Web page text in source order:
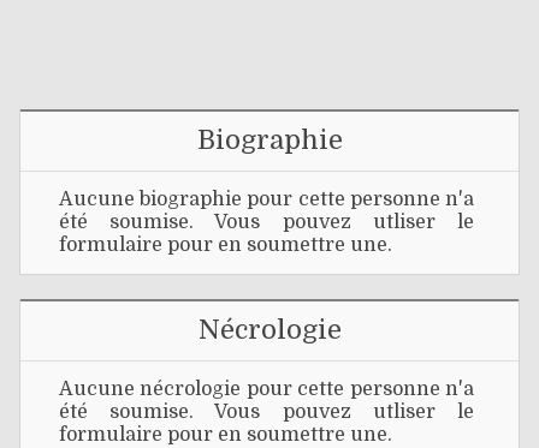
Biographie
Aucune biographie pour cette personne n'a
été soumise. Vous pouvez utliser le
formulaire pour en soumettre une.
Nécrologie
Aucune nécrologie pour cette personne n'a
été soumise. Vous pouvez utliser le
formulaire pour en soumettre une.